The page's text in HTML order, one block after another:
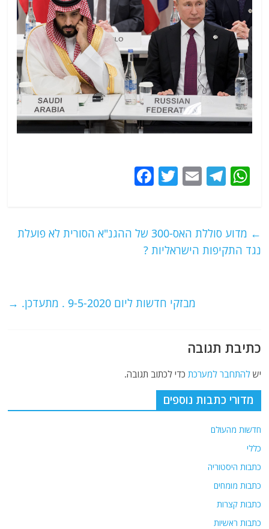
W
s
A
T
g
ra
E
l
T
er
e
k
←
מדוע סוללת האס-300 של ההגנ"א הסורית לא פועלת
נגד התקיפות הישראליות ?
מבזקי חדשות ליום 9-5-2020 . מתעדכן. →
כתיבת תגובה
ישלהתחבר למערכת כדי לכתוב תגובה.
מדורי כתבות נוספים
חדשות מהעולם
כללי
כתבות היסטוריה
כתבות מומחים
כתבות קצרות
כתבות ראשיות